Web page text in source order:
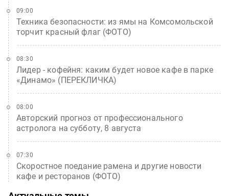
Техника безопасности: из ямы на Комсомольской
торчит красный флаг (ФОТО)
09:00
Лидер - кофейня: каким будет новое кафе в парке
«Динамо» (ПЕРЕКЛИЧКА)
08:30
Авторский прогноз от профессионального
астролога на субботу, 8 августа
08:00
Скоростное поедание рамена и другие новости
кафе и ресторанов (ФОТО)
07:30